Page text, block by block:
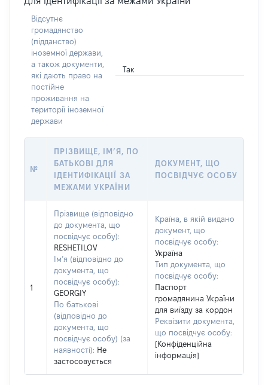
Відсутнє
громадянство
(підданство)
іноземної держави,
а також документи,
які дають право на
постійне
проживання на
території іноземної
держави
Так
№
ПРІЗВИЩЕ, ІМ’Я, ПО
БАТЬКОВІ ДЛЯ
ІДЕНТИФІКАЦІЇ ЗА
МЕЖАМИ УКРАЇНИ
ДОКУМЕНТ, ЩО
ПОСВІДЧУЄ ОСОБУ
1
Прізвище (відповідно
до документа, що
посвідчує особу):
RESHETILOV
Ім’я (відповідно до
документа, що
посвідчує особу):
GEORGIY
По батькові
(відповідно до
документа, що
посвідчує особу) (за
наявності): Не
застосовується
Країна, в якій видано
документ, що
посвідчує особу:
Україна
Тип документа, що
посвідчує особу:
Паспорт
громадянина України
для виїзду за кордон
Реквізити документа,
що посвідчує особу:
[Конфіденційна
інформація]